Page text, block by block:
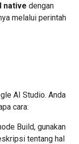
native dengan
melalui perintah
AI Studio. Anda
cara:
Build, gunakan
tentang hal